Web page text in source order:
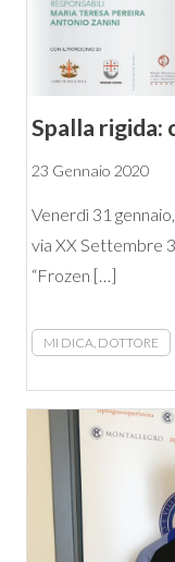
Spalla rigida:
23 Gennaio 2020
Venerdì 31
via XX Settembre
“Frozen […]
MI DICA, DOTTORE